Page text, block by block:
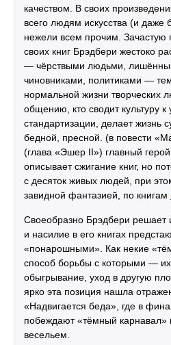
качеством. В своих
всего людям искусства (и даже
нежели всем прочим. Зачастую
своих книг Брэдбери жестоко
— чёрствыми людьми,
чиновниками, политиками —
нормальной жизни творческих
общению, кто сводит культуру к
стандартизации, делает жизнь
бедной, пресной. (в повести
(глава «Эшер II») главный
описывает сжигание книг, но
с десяток живых людей, при
завидной фантазией, по книгам
Своеобразно Брэдбери решает
и насилие в его книгах
«понарошными». Как некие
способ борьбы с которыми — их
обыгрывание, уход в другую
ярко эта позиция нашла
«Надвигается беда», где в
побеждают «тёмный карнавал»
весельем.